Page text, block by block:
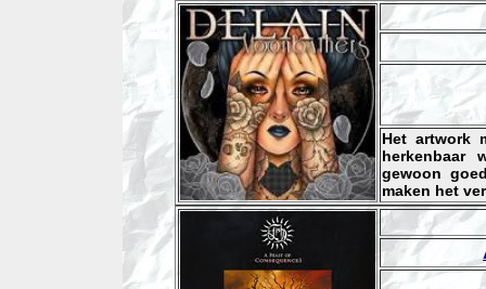
Het artwork
herkenbaar
gewoon
maken het